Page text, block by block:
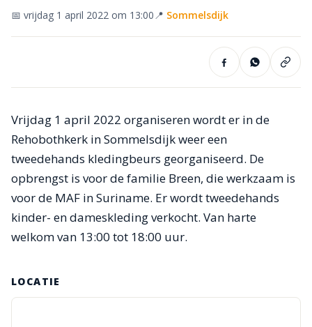
📅 vrijdag 1 april 2022 om 13:00📍 Sommelsdijk
Vrijdag 1 april 2022 organiseren wordt er in de
Rehobothkerk in Sommelsdijk weer een
tweedehands kledingbeurs georganiseerd. De
opbrengst is voor de familie Breen, die werkzaam is
voor de MAF in Suriname. Er wordt tweedehands
kinder- en dameskleding verkocht. Van harte
welkom van 13:00 tot 18:00 uur.
LOCATIE